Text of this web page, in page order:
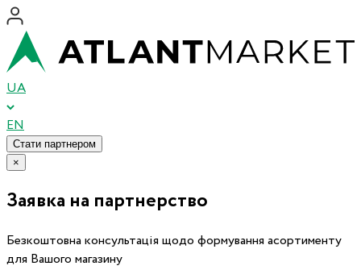
UA
EN
Стати партнером
×
Заявка на партнерство
Безкоштовна консультація щодо формування асортименту
для Вашого магазину